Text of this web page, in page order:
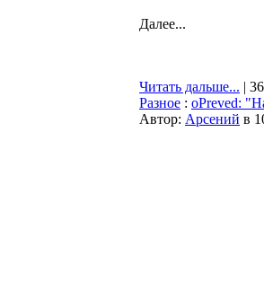
Далее...
Читать дальше... |
Разное : oPreved:
Автор: Арсений в